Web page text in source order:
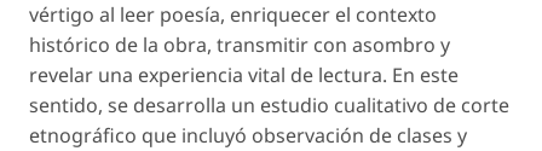
vértigo al leer poesía, enriquecer el contexto
histórico de la obra, transmitir con asombro y
revelar una experiencia vital de lectura. En este
sentido, se desarrolla un estudio cualitativo de corte
etnográfico que incluyó observación de clases y